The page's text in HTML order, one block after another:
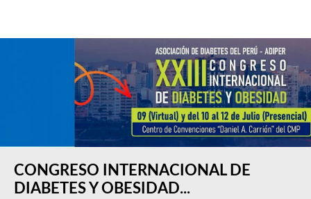
CONGRESO INTERNACIONAL DE
DIABETES Y OBESIDAD...